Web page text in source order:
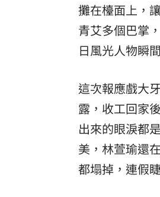
攤在檯面上，
青艾多個巴掌
日風光人物瞬
這次報應戲大
露，收工回家
出來的眼淚都
美，林萱瑜還
都塌掉，連假